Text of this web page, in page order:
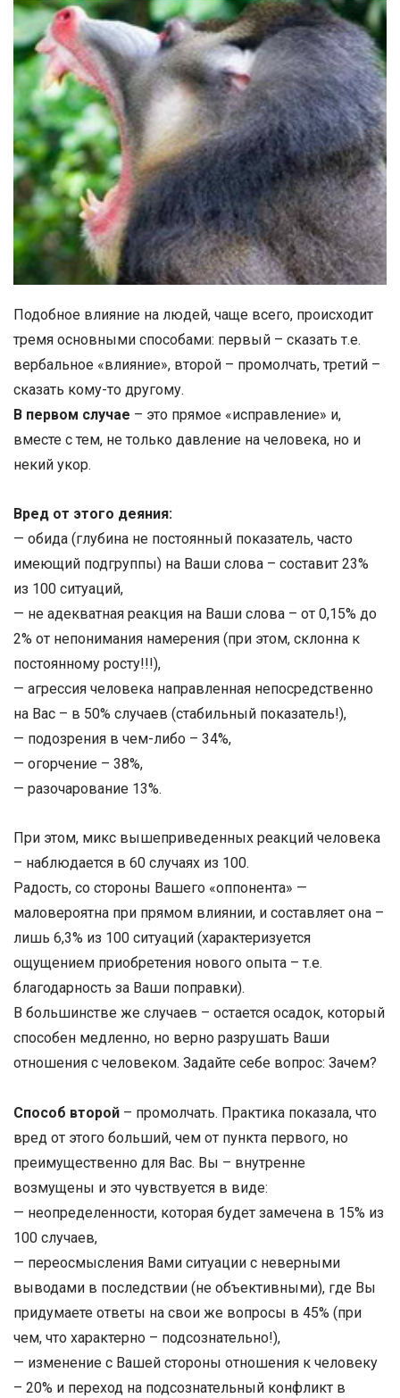
Подобное влияние на людей, чаще всего, происходит
тремя основными способами: первый – сказать т.е.
вербальное «влияние», второй – промолчать, третий –
сказать кому-то другому.
В первом случае – это прямое «исправление» и,
вместе с тем, не только давление на человека, но и
некий укор.
Вред от этого деяния:
— обида (глубина не постоянный показатель, часто
имеющий подгруппы) на Ваши слова – составит 23%
из 100 ситуаций,
— не адекватная реакция на Ваши слова – от 0,15% до
2% от непонимания намерения (при этом, склонна к
постоянному росту!!!),
— агрессия человека направленная непосредственно
на Вас – в 50% случаев (стабильный показатель!),
— подозрения в чем-либо – 34%,
— огорчение – 38%,
— разочарование 13%.
При этом, микс вышеприведенных реакций человека
– наблюдается в 60 случаях из 100.
Радость, со стороны Вашего «оппонента» —
маловероятна при прямом влиянии, и составляет она –
лишь 6,3% из 100 ситуаций (характеризуется
ощущением приобретения нового опыта – т.е.
благодарность за Ваши поправки).
В большинстве же случаев – остается осадок, который
способен медленно, но верно разрушать Ваши
отношения с человеком. Задайте себе вопрос: Зачем?
Способ второй – промолчать. Практика показала, что
вред от этого больший, чем от пункта первого, но
преимущественно для Вас. Вы – внутренне
возмущены и это чувствуется в виде:
— неопределенности, которая будет замечена в 15% из
100 случаев,
— переосмысления Вами ситуации с неверными
выводами в последствии (не объективными), где Вы
придумаете ответы на свои же вопросы в 45% (при
чем, что характерно – подсознательно!),
— изменение с Вашей стороны отношения к человеку
– 20% и переход на подсознательный конфликт в